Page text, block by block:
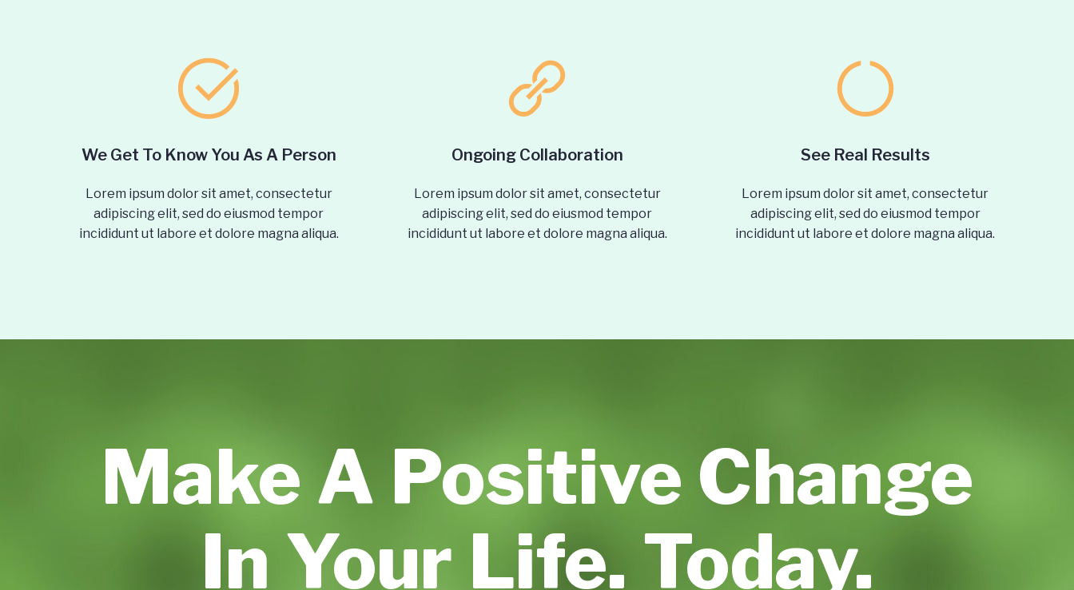
We Get To Know You As A Person
Lorem ipsum dolor sit amet, consectetur
adipiscing elit, sed do eiusmod tempor
incididunt ut labore et dolore magna aliqua.
Ongoing Collaboration
Lorem ipsum dolor sit amet, consectetur
adipiscing elit, sed do eiusmod tempor
incididunt ut labore et dolore magna aliqua.
See Real Results
Lorem ipsum dolor sit amet, consectetur
adipiscing elit, sed do eiusmod tempor
incididunt ut labore et dolore magna aliqua.
Make A Positive Change
In Your Life. Today.